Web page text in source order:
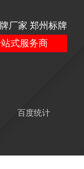
百度统计
厂家 郑州标牌
式服务商